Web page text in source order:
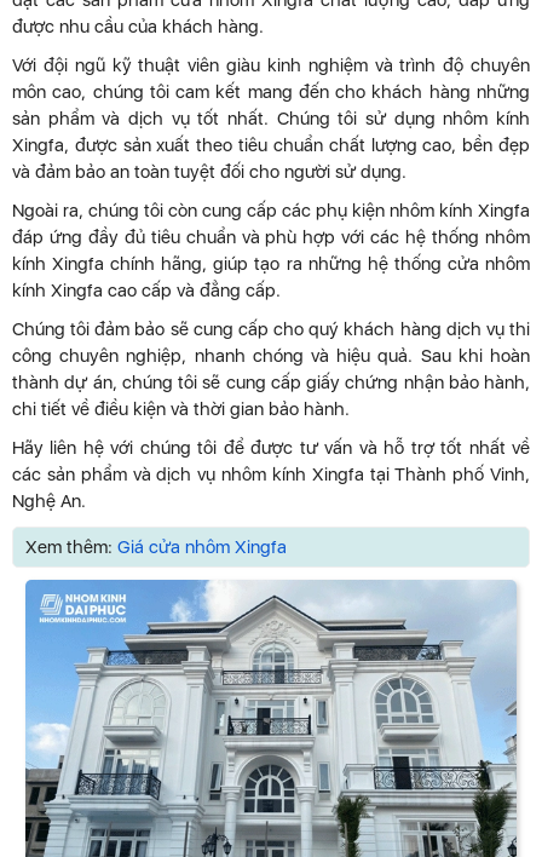
được nhu cầu của khách hàng.
Với đội ngũ kỹ thuật viên giàu kinh nghiệm và trình độ chuyên
môn cao, chúng tôi cam kết mang đến cho khách hàng những
sản phẩm và dịch vụ tốt nhất. Chúng tôi sử dụng nhôm kính
Xingfa, được sản xuất theo tiêu chuẩn chất lượng cao, bền đẹp
và đảm bảo an toàn tuyệt đối cho người sử dụng.
Ngoài ra, chúng tôi còn cung cấp các phụ kiện nhôm kính Xingfa
đáp ứng đầy đủ tiêu chuẩn và phù hợp với các hệ thống nhôm
kính Xingfa chính hãng, giúp tạo ra những hệ thống cửa nhôm
kính Xingfa cao cấp và đẳng cấp.
Chúng tôi đảm bảo sẽ cung cấp cho quý khách hàng dịch vụ thi
công chuyên nghiệp, nhanh chóng và hiệu quả. Sau khi hoàn
thành dự án, chúng tôi sẽ cung cấp giấy chứng nhận bảo hành,
chi tiết về điều kiện và thời gian bảo hành.
Hãy liên hệ với chúng tôi để được tư vấn và hỗ trợ tốt nhất về
các sản phẩm và dịch vụ nhôm kính Xingfa tại Thành phố Vinh,
Nghệ An.
Xem thêm: Giá cửa nhôm Xingfa